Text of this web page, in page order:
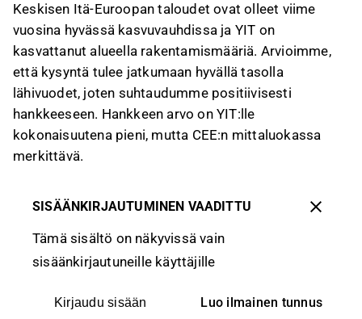
Keskisen Itä-Euroopan taloudet ovat olleet viime
vuosina hyvässä kasvuvauhdissa ja YIT on
kasvattanut alueella rakentamismääriä. Arvioimme,
että kysyntä tulee jatkumaan hyvällä tasolla
lähivuodet, joten suhtaudumme positiivisesti
hankkeeseen. Hankkeen arvo on YIT:lle
kokonaisuutena pieni, mutta CEE:n mittaluokassa
merkittävä.
SISÄÄNKIRJAUTUMINEN VAADITTU
Tämä sisältö on näkyvissä vain
sisäänkirjautuneille käyttäjille
Kirjaudu sisään Luo ilmainen tunnus